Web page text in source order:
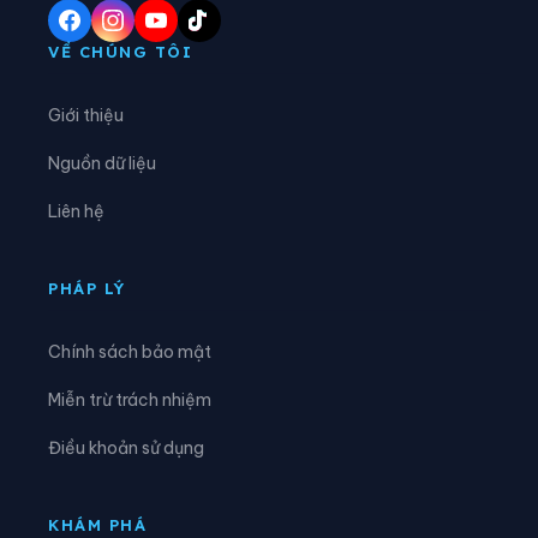
Xã Điền Lư
Xã Hậu Lộc
Xã Hoằng Sơn
VỀ CHÚNG TÔI
Giới thiệu
Nguồn dữ liệu
Liên hệ
PHÁP LÝ
Chính sách bảo mật
Miễn trừ trách nhiệm
Điều khoản sử dụng
KHÁM PHÁ